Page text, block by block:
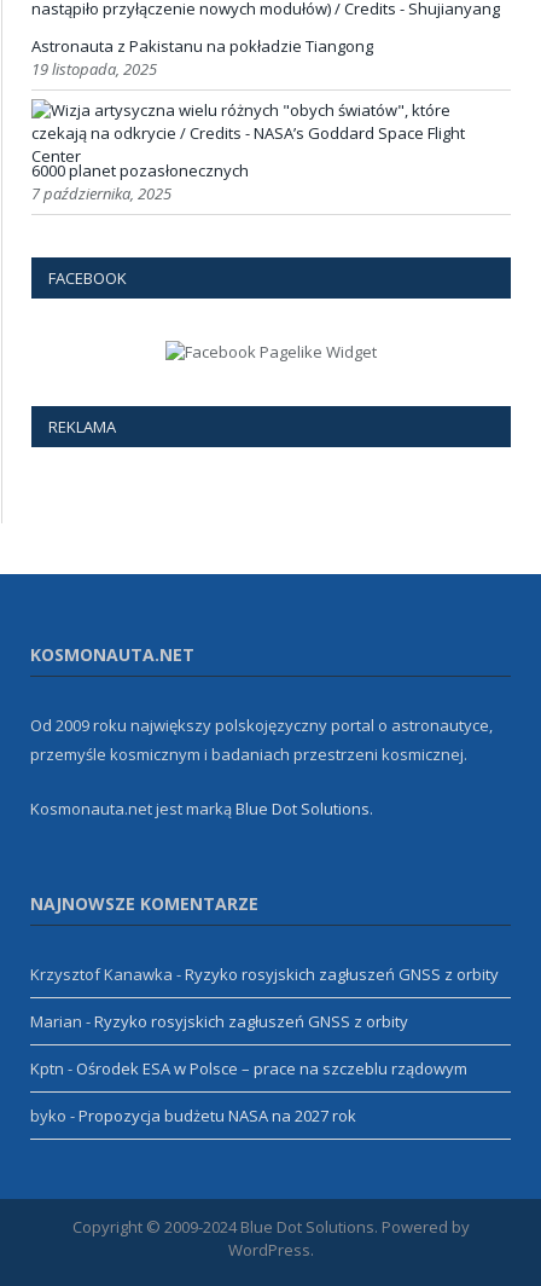
Astronauta z Pakistanu na pokładzie Tiangong
19 listopada, 2025
6000 planet pozasłonecznych
7 października, 2025
FACEBOOK
REKLAMA
KOSMONAUTA.NET
Od 2009 roku największy polskojęzyczny portal o astronautyce,
przemyśle kosmicznym i badaniach przestrzeni kosmicznej.
Kosmonauta.net jest markąBlue Dot Solutions.
NAJNOWSZE KOMENTARZE
Krzysztof Kanawka -Ryzyko rosyjskich zagłuszeń GNSS z orbity
Marian -Ryzyko rosyjskich zagłuszeń GNSS z orbity
Kptn - Ośrodek ESA w Polsce – prace na szczeblu rządowym
byko -Propozycja budżetu NASA na 2027 rok
Copyright © 2009-2024 Blue Dot Solutions. Powered by
WordPress.